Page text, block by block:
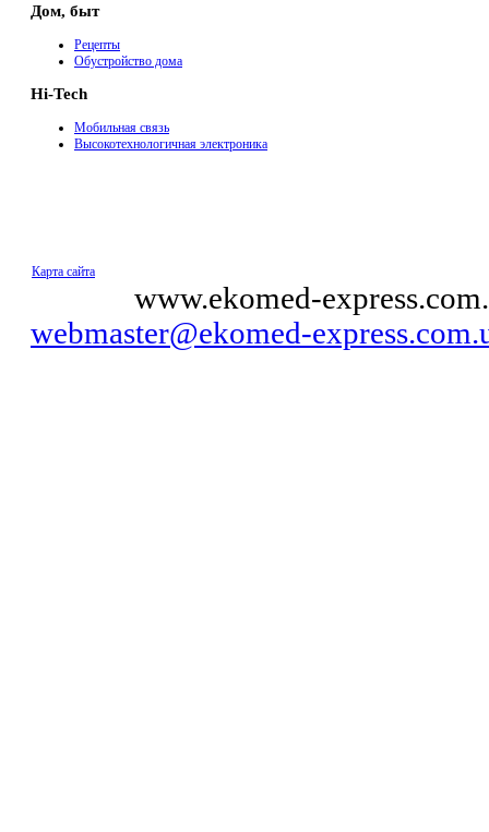
Дом, быт
Рецепты
Обустройство дома
Hi-Tech
Мобильная связь
Высокотехнологичная электроника
Карта сайта
www.ekomed-
webmaster@ekomed-